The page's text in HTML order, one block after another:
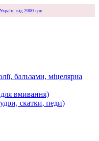
від 2000 грн
бальзами, міцелярна
вмивання)
скатки, педи)